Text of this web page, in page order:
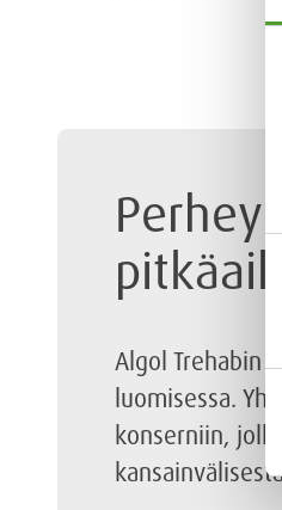
Algol Trehabin
luomisessa.
konserniin,